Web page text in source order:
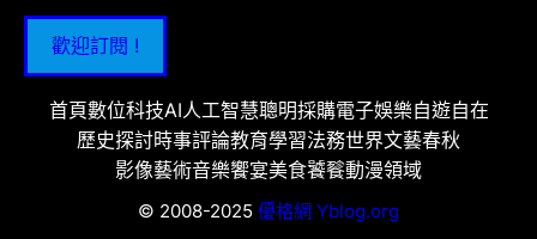
歡迎訂閱 !
首頁數位科技AI人工智慧聰明採購電子娛樂自遊自在
歷史探討時事評論教育學習法務世界文藝春秋
影像藝術音樂饗宴美食饕餮動漫領域
© 2008-2025 優格網 Yblog.org